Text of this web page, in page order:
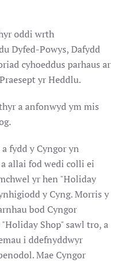
oddi wrth
Dyfed-Powys, Dafydd
cyhoeddus parhaus ar
yr Heddlu.
a anfonwyd ym mis
fydd y Cyngor yn
allai fod wedi colli ei
yr hen "Holiday
y Cyng. Morris y
bod Cyngor
Shop" sawl tro, a
i ddefnyddwyr
Mae Cyngor